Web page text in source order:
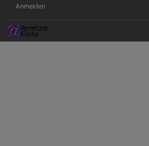
Benutzermenü
Anmelden